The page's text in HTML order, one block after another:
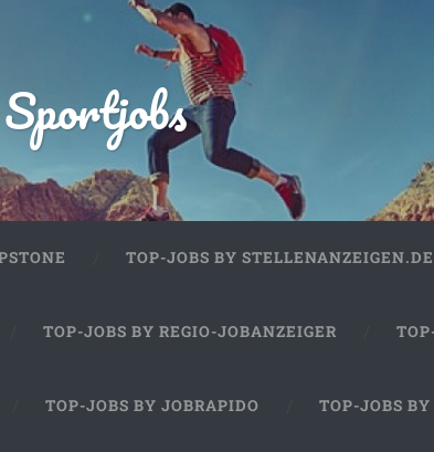
Sportjobs
TOP-JOBS BY STELLENANZEIGEN.DE
TOP-JOBS BY REGIO-JOBANZEIGER
TOP-JOBS BY JOBRAPIDO TOP-JOBS